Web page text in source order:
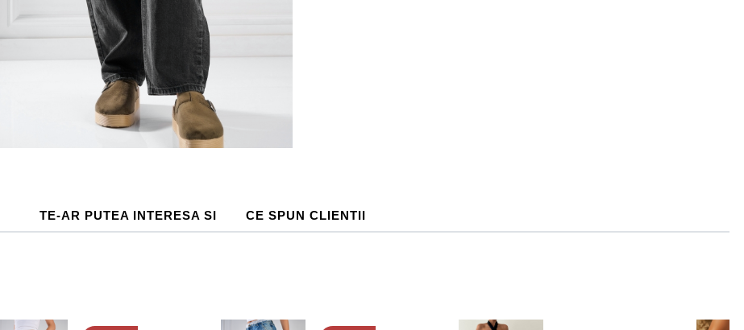
TE-AR PUTEA INTERESA SI CE SPUN CLIENTII